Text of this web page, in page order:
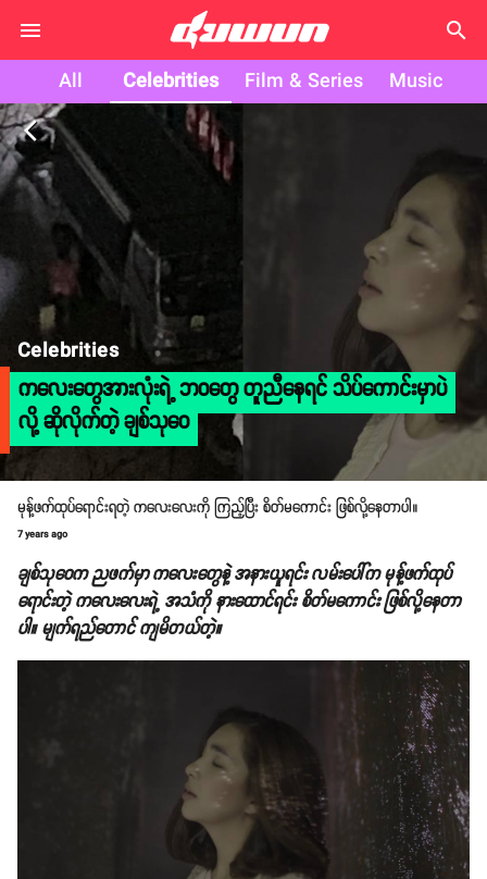
search
All Celebrities Film & Series Music
arrow_back_ios
Celebrities
ကလေးတွေအားလုံးရဲ့ ဘဝတွေ တူညီနေရင် သိပ်ကောင်းမှာပဲ
လို့ ဆိုလိုက်တဲ့ ချစ်သုဝေ
မုန့်ဖက်ထုပ်ရောင်းရတဲ့ ကလေးလေးကို ကြည့်ပြီး စိတ်မကောင်း ဖြစ်လို့နေတာပါ။
7 years ago
ချစ်သုဝေက ညဖက်မှာ ကလေးတွေနဲ့ အနားယူရင်း လမ်းပေါ်က မုန့်ဖက်ထုပ်
ရောင်းတဲ့ ကလေးလေးရဲ့ အသံကို နားထောင်ရင်း စိတ်မကောင်း ဖြစ်လို့နေတာ
ပါ။ မျက်ရည်တောင် ကျမိတယ်တဲ့။